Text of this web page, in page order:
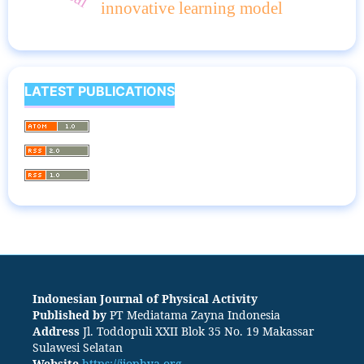
innovative learning model
LATEST PUBLICATIONS
Indonesian Journal of Physical Activity
Published by PT Mediatama Zayna Indonesia
Address Jl. Toddopuli XXII Blok 35 No. 19 Makassar
Sulawesi Selatan